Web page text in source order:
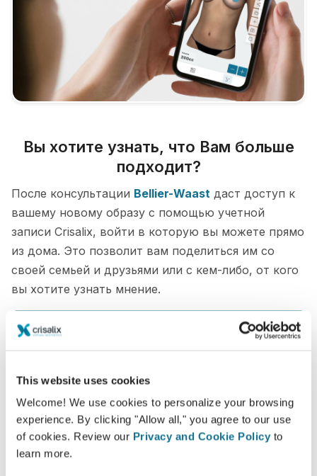
This website uses cookies
Welcome! We use cookies to personalize your browsing
experience. By clicking "Allow all," you agree to our use
of cookies. Review our Privacy and Cookie Policy to
learn more.
Вы хотите узнать, что Вам больше
подходит?
После консультации Bellier-Waast даст доступ к
вашему новому образу с помощью учетной
записи Crisalix, войти в которую вы можете прямо
из дома. Это позволит вам поделиться им со
своей семьей и друзьями или с кем-либо, от кого
вы хотите узнать мнение.
Увидьте "новую себя" в 3D прямо сейчас!
Просто и безопасно
Crisalix постоянно заботится о вашей